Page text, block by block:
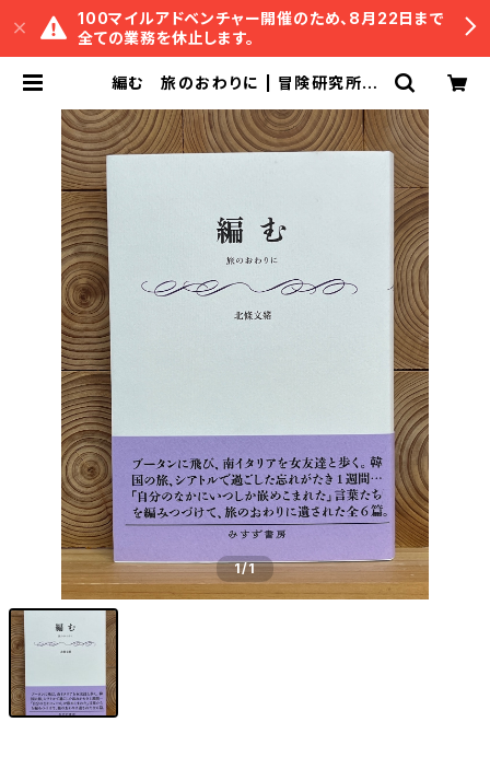
100マイルアドベンチャー開催のため、8月22日まで
全ての業務を休止します。
編む 旅のおわりに | 冒険研究所書
1/1